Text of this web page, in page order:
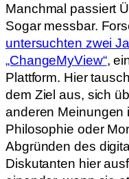
Manchmal passiert
Sogar messbar.
untersuchten zwei
„ChangeMyView“,
Plattform. Hier
dem Ziel aus, sich
anderen Meinungen
Philosophie oder
Abgründen des
Diskutanten hier